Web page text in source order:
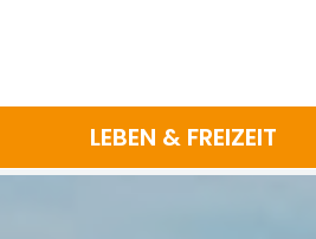
LEBEN & FREIZEIT